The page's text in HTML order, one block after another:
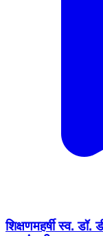
शिक्षणमहर्षी स्व. डॉ.